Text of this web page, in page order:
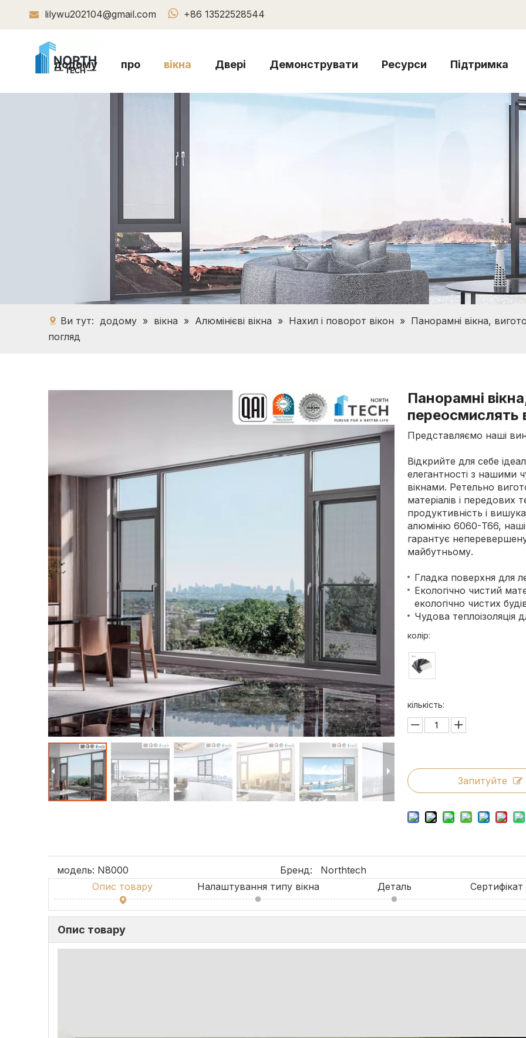
 lilywu202104@gmail.com  +86 13522528544
додому про вікна Двері Демонструвати Ресурси Підтримка
Ви тут: додому » вікна » Алюмінієві вікна » Нахил і поворот вікон » Панорамні вікна,
погляд
Панорамні
переосмислять
Представляємо наші
Відкрийте для себе
елегантності з нашими
вікнами. Ретельно
матеріалів і передових
продуктивність і
алюмінію 6060-T66,
гарантує
майбутньому.
Гладка поверхня для
Екологічно чистий
екологічно чистих
Чудова теплоізоляція
колір:
кількість:
Запитуйте
модель: N8000 Бренд:
Northtech
Опис товару
Налаштування типу вікна Деталь
Опис товару